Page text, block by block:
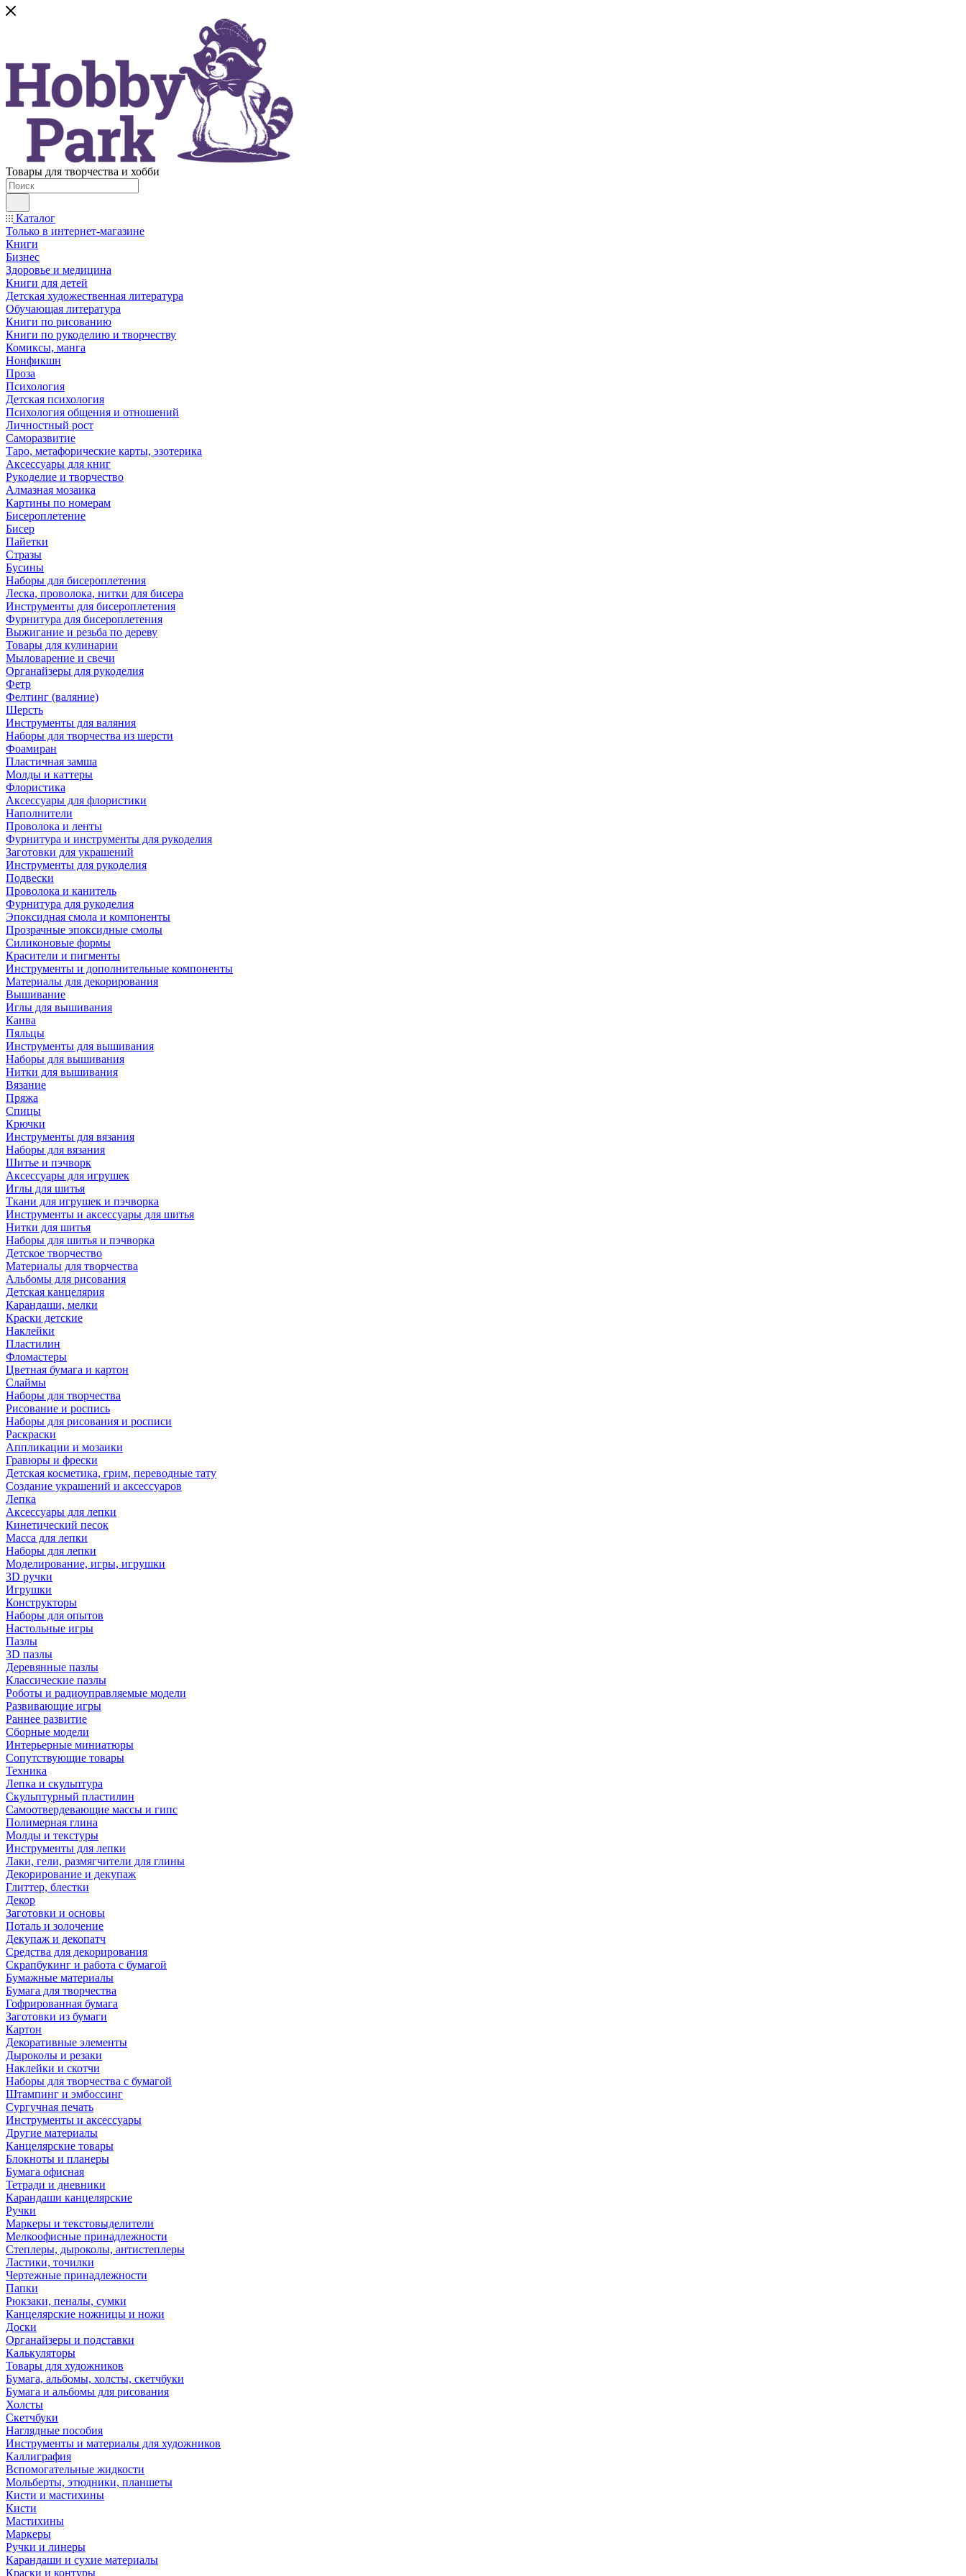
Товары для творчества и хобби
Каталог
Только в интернет-магазине
Книги
Бизнес
Здоровье и медицина
Книги для детей
Детская художественная литература
Обучающая литература
Книги по рисованию
Книги по рукоделию и творчеству
Комиксы, манга
Нонфикшн
Проза
Психология
Детская психология
Психология общения и отношений
Личностный рост
Саморазвитие
Таро, метафорические карты, эзотерика
Аксессуары для книг
Рукоделие и творчество
Алмазная мозаика
Картины по номерам
Бисероплетение
Бисер
Пайетки
Стразы
Бусины
Наборы для бисероплетения
Леска, проволока, нитки для бисера
Инструменты для бисероплетения
Фурнитура для бисероплетения
Выжигание и резьба по дереву
Товары для кулинарии
Мыловарение и свечи
Органайзеры для рукоделия
Фетр
Фелтинг (валяние)
Шерсть
Инструменты для валяния
Наборы для творчества из шерсти
Фоамиран
Пластичная замша
Молды и каттеры
Флористика
Аксессуары для флористики
Наполнители
Проволока и ленты
Фурнитура и инструменты для рукоделия
Заготовки для украшений
Инструменты для рукоделия
Подвески
Проволока и канитель
Фурнитура для рукоделия
Эпоксидная смола и компоненты
Прозрачные эпоксидные смолы
Силиконовые формы
Красители и пигменты
Инструменты и дополнительные компоненты
Материалы для декорирования
Вышивание
Иглы для вышивания
Канва
Пяльцы
Инструменты для вышивания
Наборы для вышивания
Нитки для вышивания
Вязание
Пряжа
Спицы
Крючки
Инструменты для вязания
Наборы для вязания
Шитье и пэчворк
Аксессуары для игрушек
Иглы для шитья
Ткани для игрушек и пэчворка
Инструменты и аксессуары для шитья
Нитки для шитья
Наборы для шитья и пэчворка
Детское творчество
Материалы для творчества
Альбомы для рисования
Детская канцелярия
Карандаши, мелки
Краски детские
Наклейки
Пластилин
Фломастеры
Цветная бумага и картон
Слаймы
Наборы для творчества
Рисование и роспись
Наборы для рисования и росписи
Раскраски
Аппликации и мозаики
Гравюры и фрески
Детская косметика, грим, переводные тату
Создание украшений и аксессуаров
Лепка
Аксессуары для лепки
Кинетический песок
Масса для лепки
Наборы для лепки
Моделирование, игры, игрушки
3D ручки
Игрушки
Конструкторы
Наборы для опытов
Настольные игры
Пазлы
3D пазлы
Деревянные пазлы
Классические пазлы
Роботы и радиоуправляемые модели
Развивающие игры
Раннее развитие
Сборные модели
Интерьерные миниатюры
Сопутствующие товары
Техника
Лепка и скульптура
Скульптурный пластилин
Самоотвердевающие массы и гипс
Полимерная глина
Молды и текстуры
Инструменты для лепки
Лаки, гели, размягчители для глины
Декорирование и декупаж
Глиттер, блестки
Декор
Заготовки и основы
Поталь и золочение
Декупаж и декопатч
Средства для декорирования
Скрапбукинг и работа с бумагой
Бумажные материалы
Бумага для творчества
Гофрированная бумага
Заготовки из бумаги
Картон
Декоративные элементы
Дыроколы и резаки
Наклейки и скотчи
Наборы для творчества с бумагой
Штампинг и эмбоссинг
Сургучная печать
Инструменты и аксессуары
Другие материалы
Канцелярские товары
Блокноты и планеры
Бумага офисная
Тетради и дневники
Карандаши канцелярские
Ручки
Маркеры и текстовыделители
Мелкоофисные принадлежности
Степлеры, дыроколы, антистеплеры
Ластики, точилки
Чертежные принадлежности
Папки
Рюкзаки, пеналы, сумки
Канцелярские ножницы и ножи
Доски
Органайзеры и подставки
Калькуляторы
Товары для художников
Бумага, альбомы, холсты, скетчбуки
Бумага и альбомы для рисования
Холсты
Скетчбуки
Наглядные пособия
Инструменты и материалы для художников
Каллиграфия
Вспомогательные жидкости
Мольберты, этюдники, планшеты
Кисти и мастихины
Кисти
Мастихины
Маркеры
Ручки и линеры
Карандаши и сухие материалы
Краски и контуры